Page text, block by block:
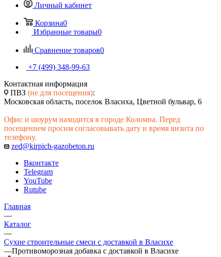
Личный кабинет
Корзина0
Избранные товары0
Сравнение товаров0
+7 (499) 348-99-63
Контактная информация
ПВЗ (не для посещения):
Московская область, поселок Власиха, Цветной бульвар, 6
Офис и шоурум находится в городе Коломна. Перед
посещением просим согласовывать дату и время визита по
телефону.
zed@kirpich-gazobeton.ru
Вконтакте
Telegram
YouTube
Rutube
Главная
—
Каталог
—
Сухие строительные смеси с доставкой в Власихе
—Противоморозная добавка с доставкой в Власихе